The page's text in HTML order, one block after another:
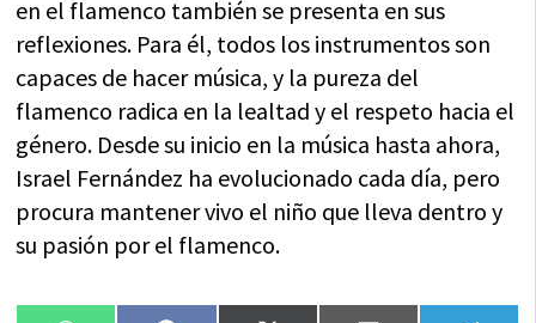
en el flamenco también se presenta en sus
reflexiones. Para él, todos los instrumentos son
capaces de hacer música, y la pureza del
flamenco radica en la lealtad y el respeto hacia el
género. Desde su inicio en la música hasta ahora,
Israel Fernández ha evolucionado cada día, pero
procura mantener vivo el niño que lleva dentro y
su pasión por el flamenco.